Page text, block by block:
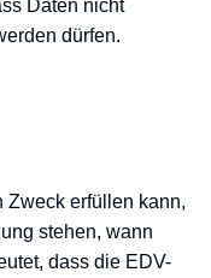
Daten nicht
dürfen.
Zweck erfüllen kann,
stehen, wann
dass die EDV-